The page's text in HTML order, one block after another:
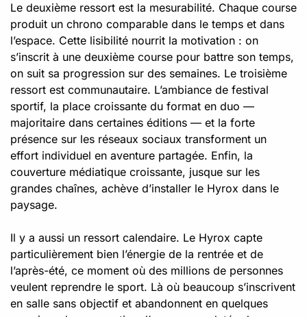
Le deuxième ressort est la mesurabilité. Chaque course
produit un chrono comparable dans le temps et dans
l’espace. Cette lisibilité nourrit la motivation : on
s’inscrit à une deuxième course pour battre son temps,
on suit sa progression sur des semaines. Le troisième
ressort est communautaire. L’ambiance de festival
sportif, la place croissante du format en duo —
majoritaire dans certaines éditions — et la forte
présence sur les réseaux sociaux transforment un
effort individuel en aventure partagée. Enfin, la
couverture médiatique croissante, jusque sur les
grandes chaînes, achève d’installer le Hyrox dans le
paysage.
Il y a aussi un ressort calendaire. Le Hyrox capte
particulièrement bien l’énergie de la rentrée et de
l’après-été, ce moment où des millions de personnes
veulent reprendre le sport. Là où beaucoup s’inscrivent
en salle sans objectif et abandonnent en quelques